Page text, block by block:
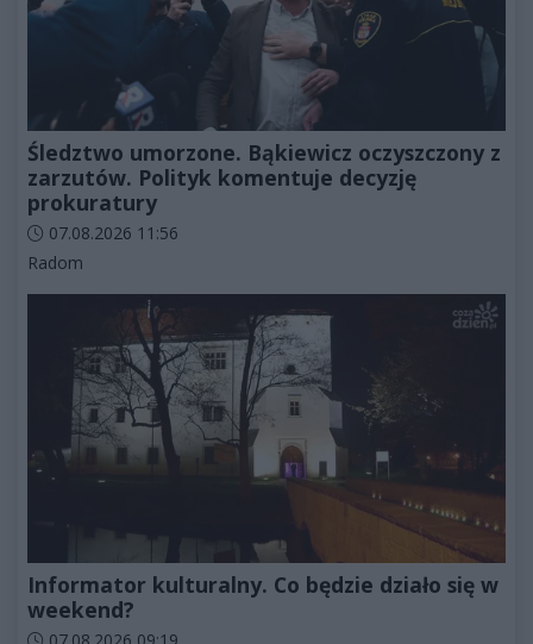
Śledztwo umorzone. Bąkiewicz oczyszczony z
zarzutów. Polityk komentuje decyzję
prokuratury
Data dodania artykułu:
07.08.2026 11:56
Kategorie artykułu:
Radom
Informator kulturalny. Co będzie działo się w
weekend?
Data dodania artykułu: